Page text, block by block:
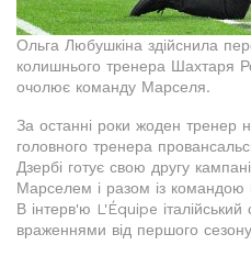
Ольга Любушкіна здійснила
колишнього тренера Шахтаря
очолює команду Марселя.
За останні роки жоден тренер
головного тренера
Дзербі готує свою другу
Марселем і разом із командою
В інтерв'ю L'Équipe італійський
враженнями від першого сезону